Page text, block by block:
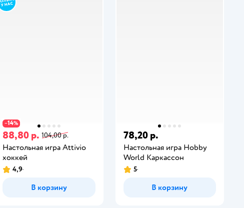
−14%
88,80 р. 104,00 р.
Настольная игра Attivio
хоккей
4,9
В корзину
78,20 р.
Настольная игра Hobby
World Каркассон
5
В корзину